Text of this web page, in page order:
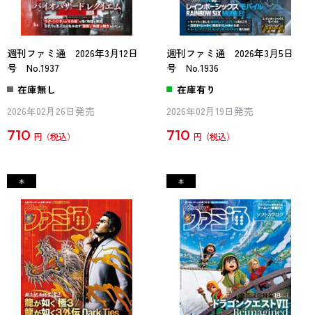
週刊ファミ通 2026年3月12日
号 No.1937
在庫無し
2026年02月26日発売
710 円
週刊ファミ通 2026年3月5日
号 No.1936
在庫有り
2026年02月19日発売
710 円